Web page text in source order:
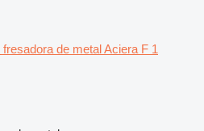
fresadora de metal Aciera F 1